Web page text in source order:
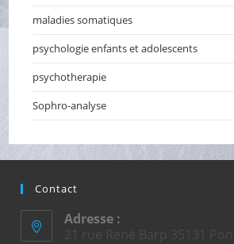
maladies somatiques
psychologie enfants et adolescents
psychotherapie
Sophro-analyse
Contact
Adresse :
21 rue René Barp 35131